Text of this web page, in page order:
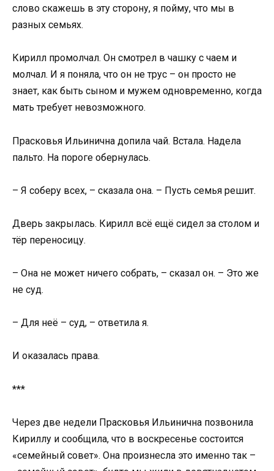
слово скажешь в эту сторону, я пойму, что мы в
разных семьях.
Кирилл промолчал. Он смотрел в чашку с чаем и
молчал. И я поняла, что он не трус – он просто не
знает, как быть сыном и мужем одновременно, когда
мать требует невозможного.
Прасковья Ильинична допила чай. Встала. Надела
пальто. На пороге обернулась.
– Я соберу всех, – сказала она. – Пусть семья решит.
Дверь закрылась. Кирилл всё ещё сидел за столом и
тёр переносицу.
– Она не может ничего собрать, – сказал он. – Это же
не суд.
– Для неё – суд, – ответила я.
И оказалась права.
***
Через две недели Прасковья Ильинична позвонила
Кириллу и сообщила, что в воскресенье состоится
«семейный совет». Она произнесла это именно так –